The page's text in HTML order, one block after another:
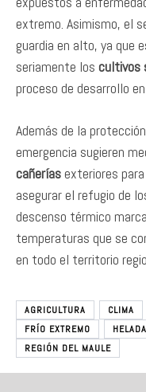
extremo. Asimismo, el
guardia en alto, ya que
seriamente los cultivos
proceso de desarrollo
Además de la
emergencia sugieren
cañeríasexteriores
asegurar el refugio de
descenso térmico
temperaturas que se
en todo el territorio
AGRICULTURA CLIMA
FRÍO EXTREMO
REGIÓN DEL MAULE